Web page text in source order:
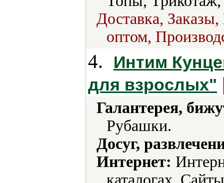
Доставка,
оптом,
4.
Интим
для взрослых"
Галантерея,
Рубашки.
Досуг,
Интернет: